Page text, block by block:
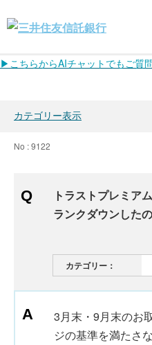
▶こちらからAIチャットでもご質
カテゴリー表示
No : 9122
トラストプレミア
ランクダウンした
カテゴリー：
3月末・9月末のお
ジの基準を満たさ